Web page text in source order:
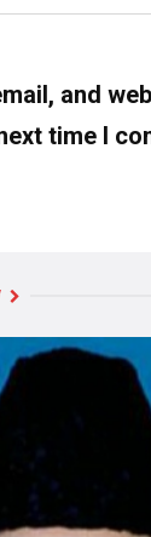
and
time I